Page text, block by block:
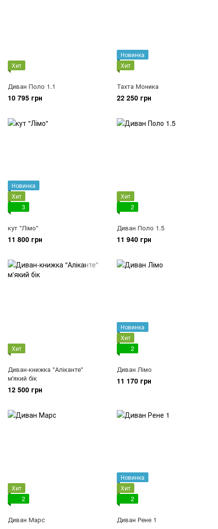
Хит
Диван Поло 1.1
10 795 грн
Новинка
Хит
Тахта Моника
22 250 грн
Новинка
Хит
3
кут "Лімо"
11 800 грн
Хит
2
Диван Поло 1.5
11 940 грн
Хит
Диван-книжка "Аліканте"
м'який бік
12 500 грн
Новинка
Хит
2
Диван Лімо
11 170 грн
Хит
2
Диван Марс
Новинка
Хит
2
Диван Рене 1